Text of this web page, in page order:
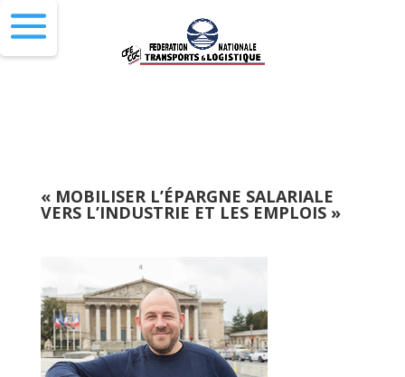
« MOBILISER L’ÉPARGNE SALARIALE
VERS L’INDUSTRIE ET LES EMPLOIS »